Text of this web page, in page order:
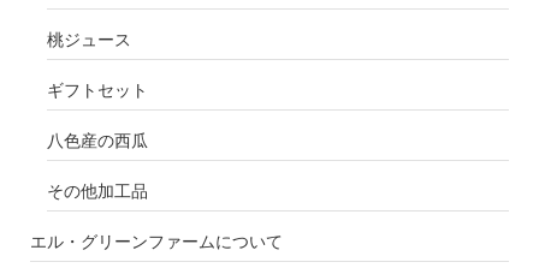
桃ジュース
ギフトセット
八色産の西瓜
その他加工品
エル・グリーンファームについて